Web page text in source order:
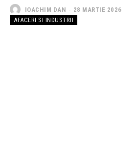
IOACHIM DAN - 28 MARTIE 2026
AFACERI SI INDUSTRII